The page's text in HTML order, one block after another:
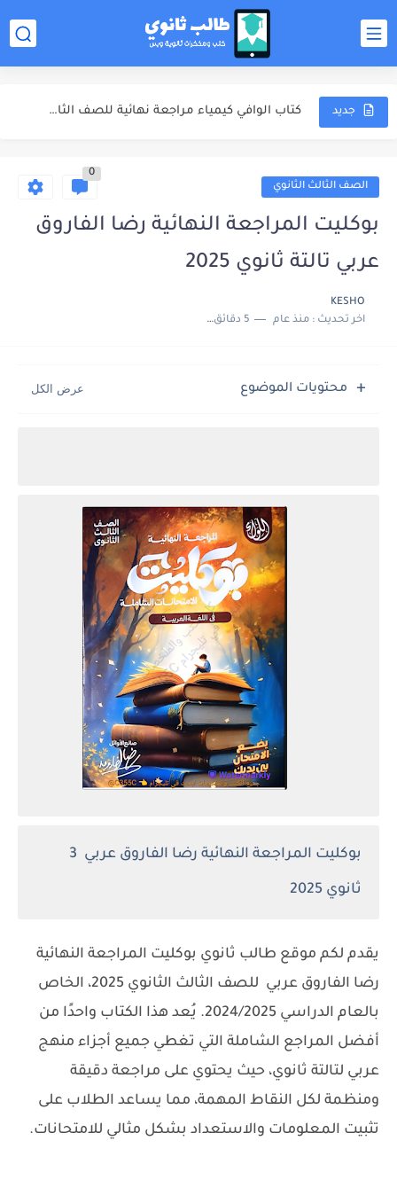
جديد كتاب الوافي كيمياء مراجعة نهائية للصف الثالث الثانوي 2025
الصف الثالث الثانوي
0
بوكليت المراجعة النهائية رضا الفاروق
عربي تالتة ثانوي 2025
KESHO
اخر تحديث :منذ عام 5 دقائق للقراءة
محتويات الموضوع
بوكليت المراجعة النهائية رضا الفاروق عربي 3
ثانوي 2025
يقدم لكم موقع طالب ثانوي بوكليت المراجعة النهائية
رضا الفاروق عربي للصف الثالث الثانوي 2025، الخاص
بالعام الدراسي 2024/2025. يُعد هذا الكتاب واحدًا من
أفضل المراجع الشاملة التي تغطي جميع أجزاء منهج
عربي لتالتة ثانوي، حيث يحتوي على مراجعة دقيقة
ومنظمة لكل النقاط المهمة، مما يساعد الطلاب على
تثبيت المعلومات والاستعداد بشكل مثالي للامتحانات.